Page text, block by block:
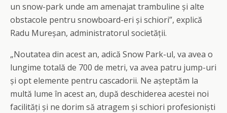
un snow-park unde am amenajat trambuline și alte
obstacole pentru snowboard-eri și schiori”, explică
Radu Mureșan, administratorul societății.
„Noutatea din acest an, adică Snow Park-ul, va avea o
lungime totală de 700 de metri, va avea patru jump-uri
și opt elemente pentru cascadorii. Ne așteptăm la
multă lume în acest an, după deschiderea acestei noi
facilități și ne dorim să atragem și schiori profesioniști